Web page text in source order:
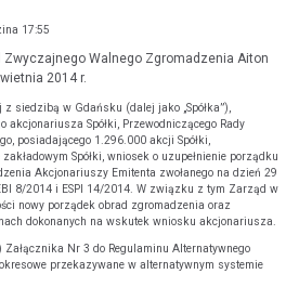
17:55
Zwyczajnego Walnego Zgromadzenia Aiton
2014 r.
siedzibą w Gdańsku (dalej jako „Spółka”),
akcjonariusza Spółki, Przewodniczącego Rady
posiadającego 1.296.000 akcji Spółki,
Spółki, wniosek o uzupełnienie porządku
Akcjonariuszy Emitenta zwołanego na dzień 29
8/2014 i ESPI 14/2014. W związku z tym Zarząd w
nowy porządek obrad zgromadzenia oraz
dokonanych na wskutek wniosku akcjonariusza.
Nr 3 do Regulaminu Alternatywnego
przekazywane w alternatywnym systemie